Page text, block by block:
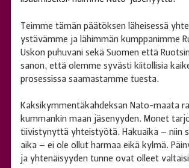
Teimme tämän päätöksen läheisessä
ystävämme ja lähimmän kumppanimme
Uskon puhuvani sekä Suomen että
sanon, että olemme syvästi kiitollisia
prosessissa saamastamme tuesta.
Kaksikymmentäkahdeksan Nato-maata
kummankin maan jäsenyyden. Monet
tiivistynyttä yhteistyötä. Hakuaika – niin
aika – ei ole ollut harmaa eikä kylmä.
ja yhtenäisyyden tunne ovat olleet